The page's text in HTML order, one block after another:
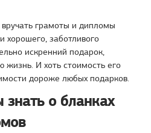
грамоты и дипломы
хорошего, заботливого
искренний подарок,
жизнь. И хоть стоимость его
дороже любых подарков.
о бланках